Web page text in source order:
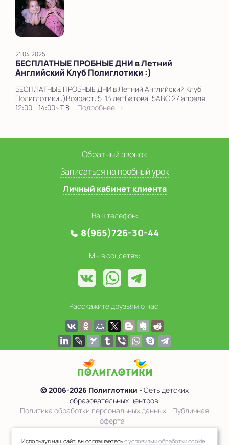
21.04.2025
БЕСПЛАТНЫЕ ПРОБНЫЕ ДНИ в Летний
Английский Клуб Полиглотики :)
БЕСПЛАТНЫЕ ПРОБНЫЕ ДНИ в Летний Английский Клуб
Полиглотики :)Возраст: 5-13 летБатова, 5АВС 27 апреля
12:00 - 14:00ЧТ 8 ... Подробнее →
Обратный звонок
Записаться на пробный урок
Личный кабинет клиента
Наш телефон:
8(965)726-30-44
Мы в соцсетях:
Расскажите друзьям о нас:
© 2006-2026 Полиглотики - Сеть детских
образовательных центров.
Политика обработки персональных данных
Публичная
оферта
Сведения об образовательной организации
Используя наш сайт, вы соглашаетесьс условиями обработки cookie